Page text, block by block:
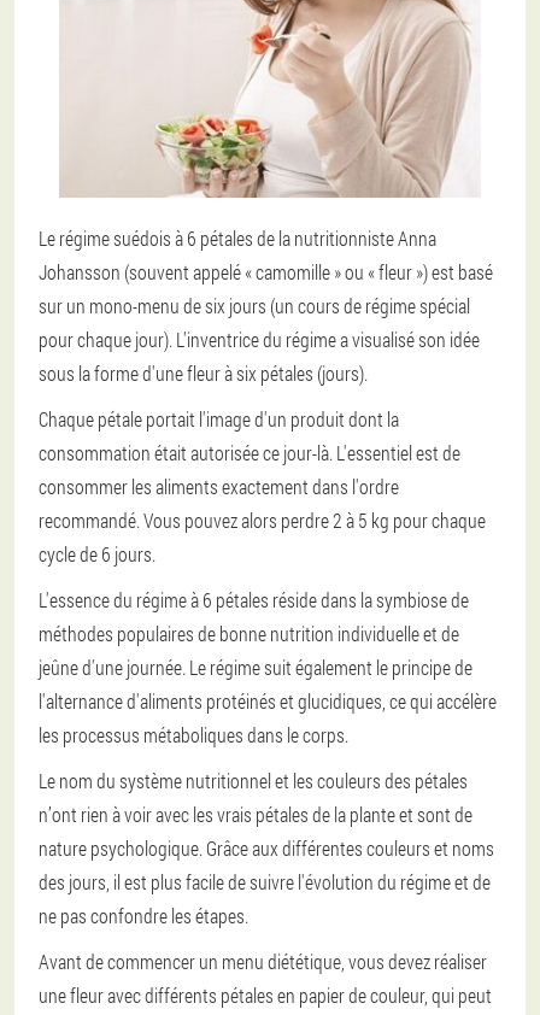
Le régime suédois à 6 pétales de la nutritionniste Anna
Johansson (souvent appelé « camomille » ou « fleur ») est basé
sur un mono-menu de six jours (un cours de régime spécial
pour chaque jour). L'inventrice du régime a visualisé son idée
sous la forme d'une fleur à six pétales (jours).
Chaque pétale portait l'image d'un produit dont la
consommation était autorisée ce jour-là. L'essentiel est de
consommer les aliments exactement dans l'ordre
recommandé. Vous pouvez alors perdre 2 à 5 kg pour chaque
cycle de 6 jours.
L'essence du régime à 6 pétales réside dans la symbiose de
méthodes populaires de bonne nutrition individuelle et de
jeûne d'une journée. Le régime suit également le principe de
l'alternance d'aliments protéinés et glucidiques, ce qui accélère
les processus métaboliques dans le corps.
Le nom du système nutritionnel et les couleurs des pétales
n’ont rien à voir avec les vrais pétales de la plante et sont de
nature psychologique. Grâce aux différentes couleurs et noms
des jours, il est plus facile de suivre l'évolution du régime et de
ne pas confondre les étapes.
Avant de commencer un menu diététique, vous devez réaliser
une fleur avec différents pétales en papier de couleur, qui peut